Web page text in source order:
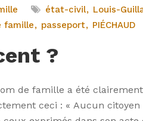
état-civil
Louis-
famille passeport PIÉCHAUD
?
de famille a été
ceci : « Aucun